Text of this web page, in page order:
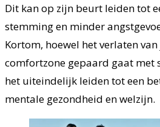
Dit kan op zijn beurt leiden tot
stemming en minder
Kortom, hoewel het verlaten van
comfortzone gepaard gaat met
het uiteindelijk leiden tot een
mentale gezondheid en welzijn.